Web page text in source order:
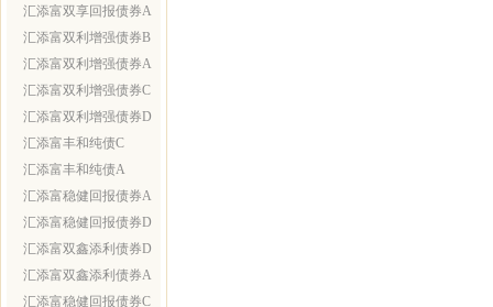
汇添富双享回报债券A
汇添富双利增强债券B
汇添富双利增强债券A
汇添富双利增强债券C
汇添富双利增强债券D
汇添富丰和纯债C
汇添富丰和纯债A
汇添富稳健回报债券A
汇添富稳健回报债券D
汇添富双鑫添利债券D
汇添富双鑫添利债券A
汇添富稳健回报债券C